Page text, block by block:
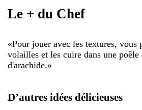
Le + du Chef
«Pour jouer avec les textures, vous
volailles et les cuire dans une
d'arachide.»
D’autres idées délicieuses